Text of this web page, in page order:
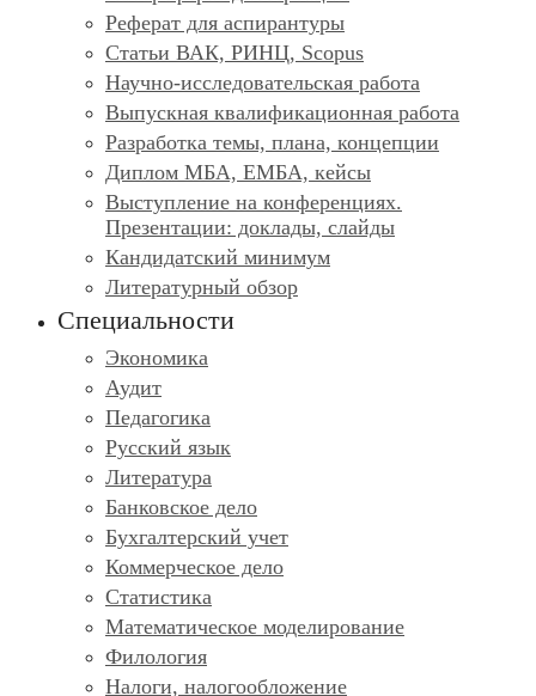
Реферат для аспирантуры
Статьи ВАК, РИНЦ, Scopus
Научно-исследовательская работа
Выпускная квалификационная работа
Разработка темы, плана, концепции
Диплом МБА, ЕМБА, кейсы
Выступление на конференциях.
Презентации: доклады, слайды
Кандидатский минимум
Литературный обзор
Специальности
Экономика
Аудит
Педагогика
Русский язык
Литература
Банковское дело
Бухгалтерский учет
Коммерческое дело
Статистика
Математическое моделирование
Филология
Налоги, налогообложение